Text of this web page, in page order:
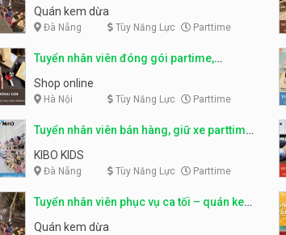
Quán kem dừa
Đà Nẵng Tùy Năng Lực Parttime
Tuyển nhân viên đóng gói partime,
fulltime
Shop online
Hà Nội Tùy Năng Lực Parttime
Tuyển nhân viên bán hàng, giữ xe parttime
– Kibo Kid
KIBO KIDS
Đà Nẵng Tùy Năng Lực Parttime
Tuyển nhân viên phục vụ ca tối – quán kem
dừa
Quán kem dừa